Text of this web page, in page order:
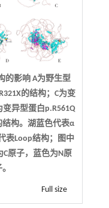
的影响 A为野生型
的结构；C为变
异型蛋白p.R561Q
结构。湖蓝色代表α
表Loop结构；图中
原子，蓝色为N原
Full size